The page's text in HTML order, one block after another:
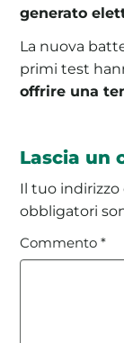
generato
La nuova
primi test
offrire una
Lascia un
Il tuo
obbligatori
Commento*